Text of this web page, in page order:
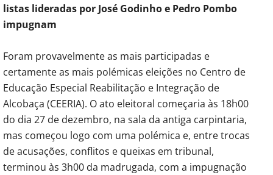
listas lideradas por José Godinho e Pedro Pombo
impugnam
Foram provavelmente as mais participadas e
certamente as mais polémicas eleições no Centro de
Educação Especial Reabilitação e Integração de
Alcobaça (CEERIA). O ato eleitoral começaria às 18h00
do dia 27 de dezembro, na sala da antiga carpintaria,
mas começou logo com uma polémica e, entre trocas
de acusações, conflitos e queixas em tribunal,
terminou às 3h00 da madrugada, com a impugnação